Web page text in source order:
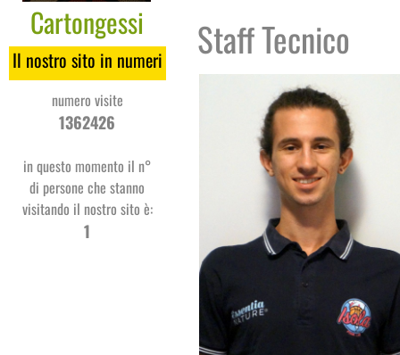
Cartongessi
Coges
Studio
Il nostro sito in numeri
numero visite
1362426
in questo momento il n°
di persone che stanno
visitando il nostro sito è:
1
Staff Tecnico